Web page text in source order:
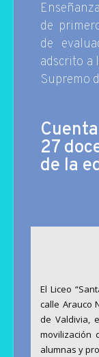
de
de
adscrito a
Supremo
27
de la
El Liceo
calle Arauco
de Valdivia,
movilización
alumnas y